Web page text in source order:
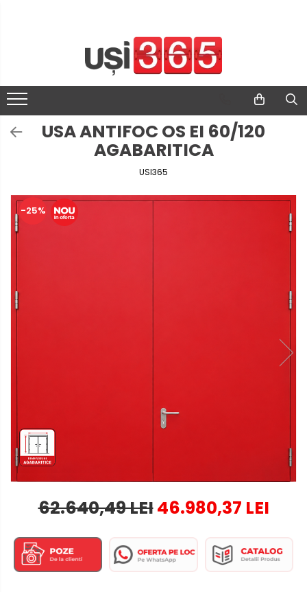
USA ANTIFOC OS EI 60/120
AGABARITICA
USI365
-25%
62.640,49 LEI46.980,37 LEI